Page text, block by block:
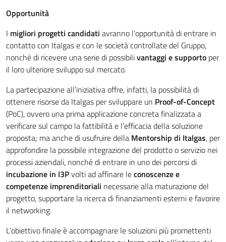
Opportunità
I migliori progetti candidati avranno l’opportunità di entrare in
contatto con Italgas e con le società controllate del Gruppo,
nonché di ricevere una serie di possibilivantaggi e supporto per
il loro ulteriore sviluppo sul mercato.
La partecipazione all’iniziativa offre, infatti, la possibilità di
ottenere risorse da Italgas per sviluppare un Proof-of-Concept
(PoC), ovvero una prima applicazione concreta finalizzata a
verificare sul campo la fattibilità e l’efficacia della soluzione
proposta; ma anche di usufruire della Mentorship di Italgas, per
approfondire la possibile integrazione del prodotto o servizio nei
processi aziendali, nonché di entrare in uno dei percorsi di
incubazione in I3Pvolti ad affinare leconoscenze e
competenze imprenditoriali necessarie alla maturazione del
progetto, supportare la ricerca di finanziamenti esterni e favorire
il networking.
L’obiettivo finale è accompagnare le soluzioni più promettenti